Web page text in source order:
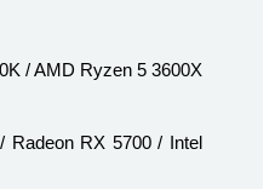
/ AMD Ryzen 5 3600X
Radeon RX 5700 / Intel